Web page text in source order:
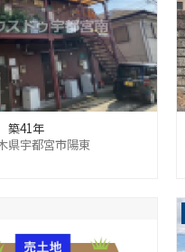
築41年
県宇都宮市陽東